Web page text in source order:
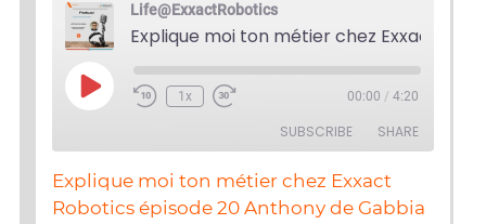
Life@ExxactRobotics
Play
Episode
1x 00:00 / 4:20
SUBSCRIBE SHARE
RSS FEED
SHARE
Explique moi ton métier chez Exxact
Robotics épisode 20 Anthony de Gabbia